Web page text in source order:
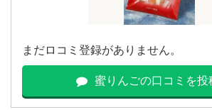
まだロコミ登録がありません。
蜜りんごの口コミを投